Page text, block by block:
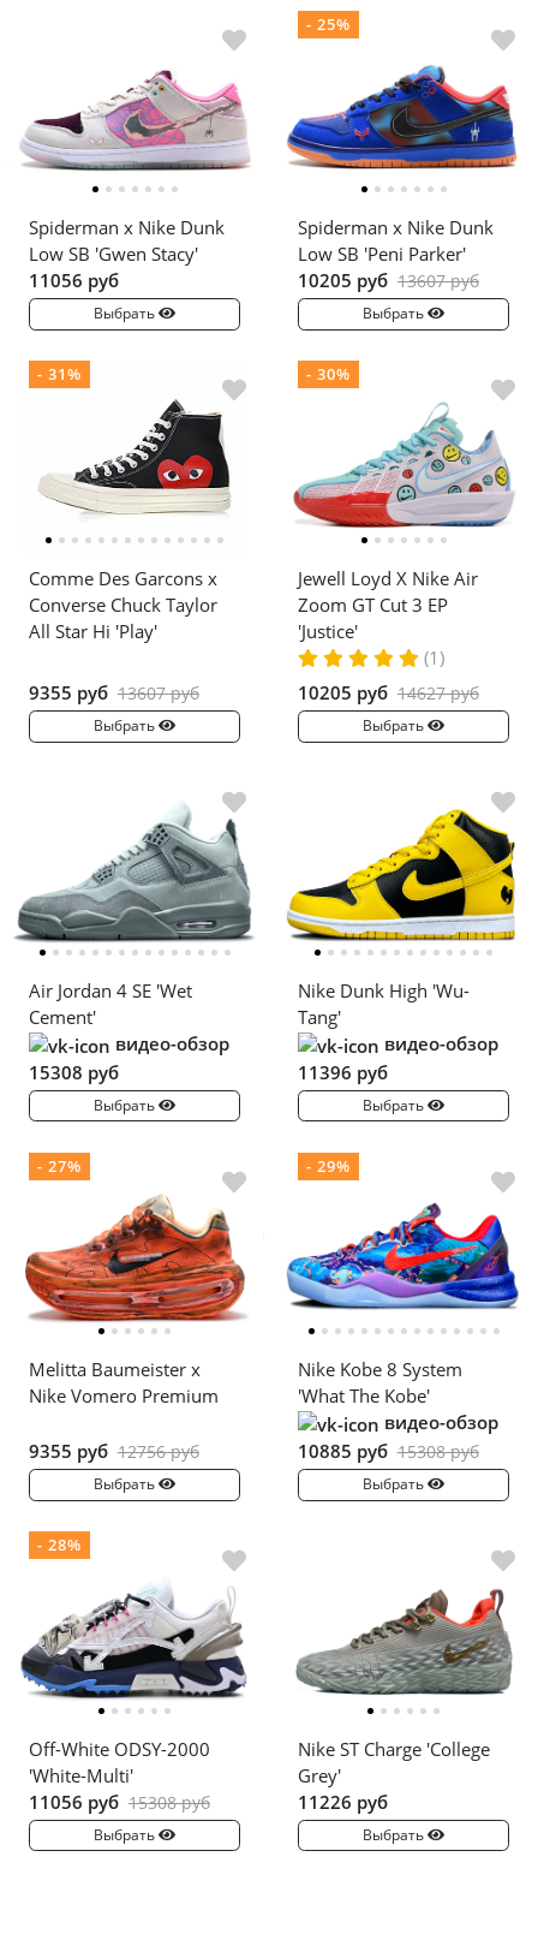
Spiderman x Nike Dunk
Low SB 'Gwen Stacy'
11056 руб
Выбрать
- 25%
Spiderman x Nike Dunk
Low SB 'Peni Parker'
10205 руб 13607 руб
Выбрать
- 31%
Comme Des Garcons x
Converse Chuck Taylor
All Star Hi 'Play'
9355 руб 13607 руб
Выбрать
- 30%
Jewell Loyd X Nike Air
Zoom GT Cut 3 EP
'Justice'
(1)
10205 руб 14627 руб
Выбрать
Air Jordan 4 SE 'Wet
Cement'
видео-обзор
15308 руб
Выбрать
Nike Dunk High 'Wu-
Tang'
видео-обзор
11396 руб
Выбрать
- 27%
Melitta Baumeister x
Nike Vomero Premium
9355 руб 12756 руб
Выбрать
- 29%
Nike Kobe 8 System
'What The Kobe'
видео-обзор
10885 руб 15308 руб
Выбрать
- 28%
Off-White ODSY-2000
'White-Multi'
11056 руб 15308 руб
Выбрать
Nike ST Charge 'College
Grey'
11226 руб
Выбрать